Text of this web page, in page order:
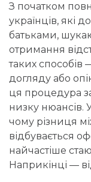
З початком
українців, які
батьками,
отримання
таких
догляду або
ця процедура
низку нюансів.
чому різниця
відбувається
найчастіше
Наприкінці —